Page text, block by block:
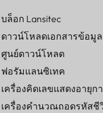
บล็อก Lansitec
ดาวน์โหลดเอกสารข้อมูล
ศูนย์ดาวน์โหลด
ฟอรัมแลนซิเทค
เครื่องคิดเลขแสดงอายุก
เครื่องคำนวณถอดรหัสชี